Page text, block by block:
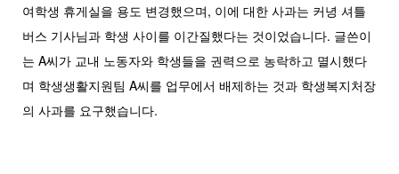
여학생 휴게실을 용도 변경했으며, 이에 대한 사과는 커녕 셔틀
버스 기사님과 학생 사이를 이간질했다는 것이었습니다. 글쓴이
는 A씨가 교내 노동자와 학생들을 권력으로 농락하고 멸시했다
며 학생생활지원팀 A씨를 업무에서 배제하는 것과 학생복지처장
의 사과를 요구했습니다.